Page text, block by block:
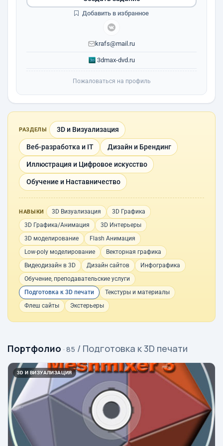
krafs@mail.ru
3dmax-dvd.ru
Добавить в избранное
Пожаловаться на профиль
РАЗДЕЛЫ 3D и Визуализация
Веб-разработка и IT Дизайн и Брендинг
Иллюстрация и Цифровое искусство
Обучение и Наставничество
НАВЫКИ 3D Визуализация
3D Графика
3D Графика/Анимация
3D Интерьеры
3D моделирование
Flash Анимация
Low-poly моделирование
Векторная графика
Видеодизайн в 3D
Дизайн сайтов
Инфографика
Обучение, преподавательские услуги
Подготовка к 3D печати
Текстуры и материалы
Флеш сайты
Экстерьеры
Портфолио · 85 / Подготовка к 3D печати
3D И ВИЗУАЛИЗАЦИЯ